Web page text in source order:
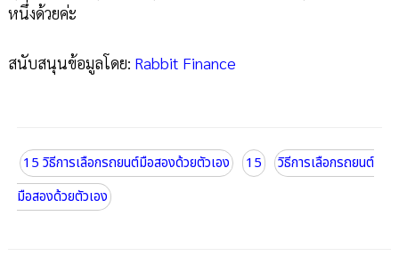
หนึ่งด้วยค่ะ
สนับสนุนข้อมูลโดย: Rabbit Finance
15 วิธีการเลือกรถยนต์มือสองด้วยตัวเอง 15
วิธีการเลือกรถยนต์
มือสองด้วยตัวเอง